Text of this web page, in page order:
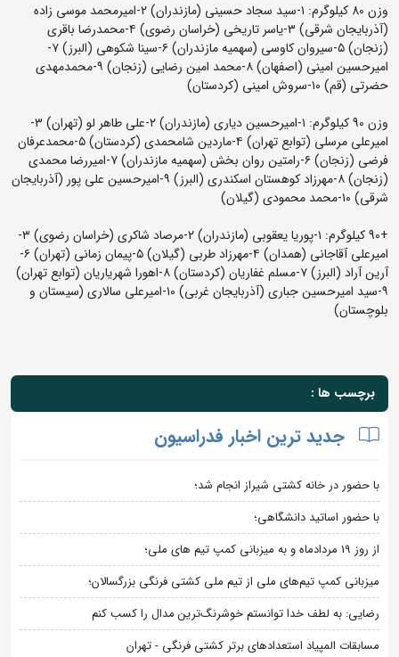
وزن 80 کیلوگرم: ۱-سید سجاد حسینی (مازندران) ۲-امیرمحمد موسی زاده
(آذربایجان شرقی) ۳-یاسر تاریخی (خراسان رضوی) ۴-محمدرضا باقری
(زنجان) ۵-سیروان کاوسی (سهمیه مازندران) ۶-سینا شکوهی (البرز) ۷-
امیرحسین امینی (اصفهان) ۸-محمد امین رضایی (زنجان) ۹-محمدمهدی
حضرتی (قم) ۱۰-سروش امینی (کردستان)
وزن 90 کیلوگرم: ۱-امیرحسین دیاری (مازندران) ۲-علی طاهر لو (تهران) ۳-
امیرعلی مرسلی (توابع تهران) ۴-ماردین شامحمدی (کردستان) ۵-محمدعرفان
فرضی (زنجان) ۶-رامتین روان بخش (سهمیه مازندران) ۷-امیررضا محمدی
(زنجان) ۸-مهرزاد کوهستان اسکندری (البرز) ۹-امیرحسین علی پور (آذربایجان
شرقی) ۱۰-محمد محمودی (گیلان)
+90 کیلوگرم: ۱-پوریا یعقوبی (مازندران) ۲-مرصاد شاکری (خراسان رضوی) ۳-
امیرعلی آقاجانی (همدان) ۴-مهرزاد طربی (گیلان) ۵-پیمان زمانی (تهران) ۶-
آرین آراد (البرز) ۷-مسلم غفاریان (کردستان) ۸-اهورا شهریاریان (توابع تهران)
۹-سید امیرحسین جباری (آذربایجان غربی) ۱۰-امیرعلی سالاری (سیستان و
بلوچستان)
برچسب ها :
جدید ترین اخبار فدراسیون
با حضور در خانه کشتی شیراز انجام شد؛
با حضور اساتید دانشگاهی؛
از روز 19 مردادماه و به میزبانی کمپ تیم های ملی؛
میزبانی کمپ تیم‌های ملی از تیم ملی کشتی فرنگی بزرگسالان؛
رضایی: به لطف خدا توانستم خوشرنگ‌ترین مدال را کسب کنم
مسابقات المپیاد استعدادهای برتر کشتی فرنگی - تهران